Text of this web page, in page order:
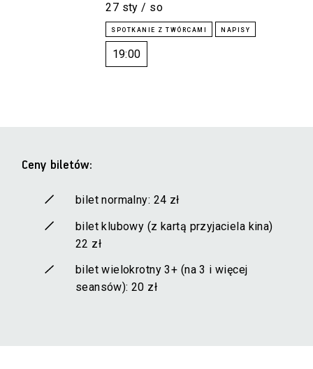
Ceny biletów:
bilet normalny: 24 zł
bilet klubowy (z kartą przyjaciela kina)
22 zł
bilet wielokrotny 3+ (na 3 i więcej
seansów): 20 zł
27 sty / so
19:00